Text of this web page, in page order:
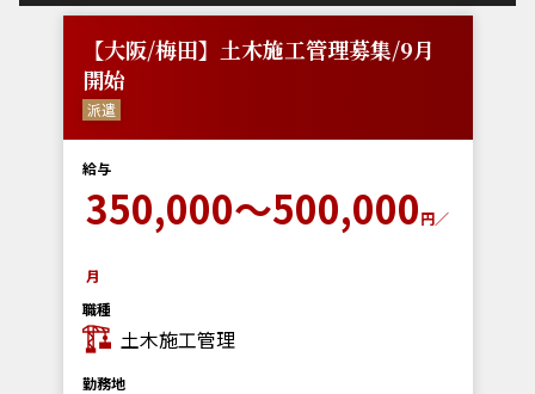
【大阪/梅田】土木施工管理募集/9月
開始
派遣
給与
350,000～500,000円／
月
職種
土木施工管理
勤務地